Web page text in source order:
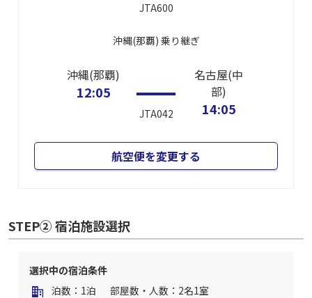
JTA600
沖縄(那覇) 乗り継ぎ
沖縄(那覇)
12:05
JTA042
名古屋(中
部)
14:05
航空便を変更する
STEP② 宿泊施設選択
選択中の宿泊条件
泊数：1泊
部屋数・人数：2名1室